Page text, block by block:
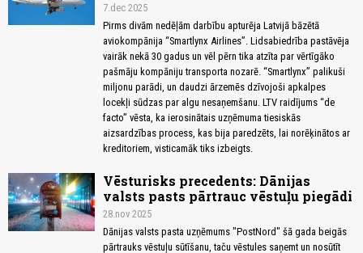
7.dec 2025
Pirms divām nedēļām darbību apturēja Latvijā bāzētā
aviokompānija “Smartlynx Airlines”. Lidsabiedrība pastāvēja
vairāk nekā 30 gadus un vēl pērn tika atzīta par vērtīgāko
pašmāju kompāniju transporta nozarē. “Smartlynx” palikuši
miljonu parādi, un daudzi ārzemēs dzīvojoši apkalpes
locekļi sūdzas par algu nesaņemšanu. LTV raidījums “de
facto” vēsta, ka ierosinātais uzņēmuma tiesiskās
aizsardzības process, kas bija paredzēts, lai norēķinātos ar
kreditoriem, visticamāk tiks izbeigts.
Vēsturisks precedents: Dānijas
valsts pasts pārtrauc vēstuļu piegādi
28.nov 2025
Dānijas valsts pasta uzņēmums "PostNord" šā gada beigās
pārtrauks vēstuļu sūtīšanu, taču vēstules saņemt un nosūtīt